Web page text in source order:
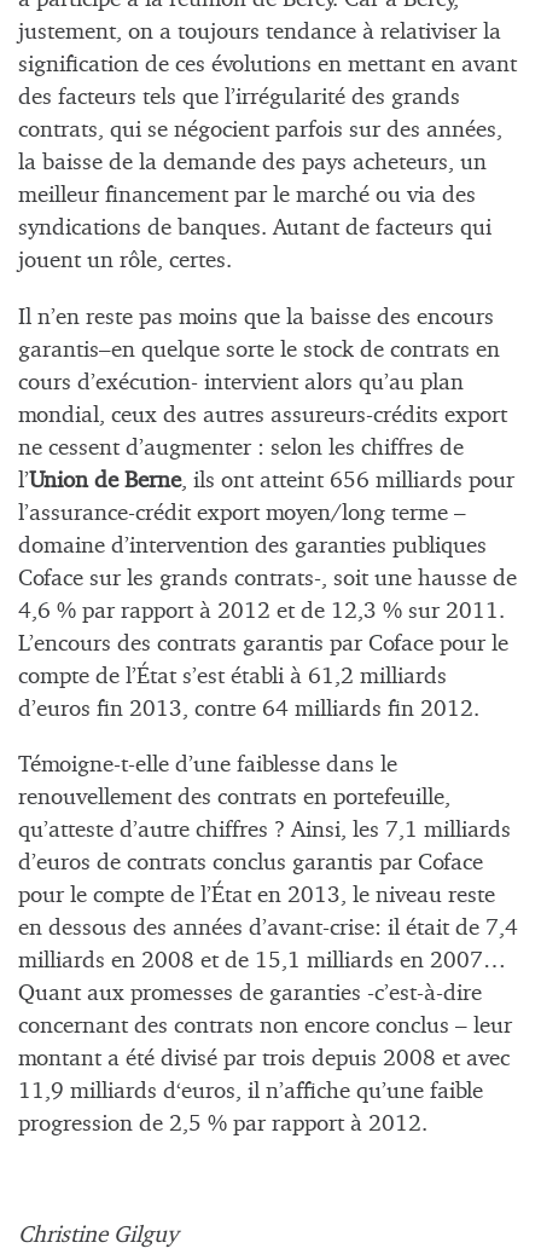
justement, on a toujours tendance à relativiser la
signification de ces évolutions en mettant en avant
des facteurs tels que l’irrégularité des grands
contrats, qui se négocient parfois sur des années,
la baisse de la demande des pays acheteurs, un
meilleur financement par le marché ou via des
syndications de banques. Autant de facteurs qui
jouent un rôle, certes.
Il n’en reste pas moins que la baisse des encours
garantis–en quelque sorte le stock de contrats en
cours d’exécution- intervient alors qu’au plan
mondial, ceux des autres assureurs-crédits export
ne cessent d’augmenter : selon les chiffres de
l’Union de Berne, ils ont atteint 656 milliards pour
l’assurance-crédit export moyen/long terme –
domaine d’intervention des garanties publiques
Coface sur les grands contrats-, soit une hausse de
4,6 % par rapport à 2012 et de 12,3 % sur 2011.
L’encours des contrats garantis par Coface pour le
compte de l’État s’est établi à 61,2 milliards
d’euros fin 2013, contre 64 milliards fin 2012.
Témoigne-t-elle d’une faiblesse dans le
renouvellement des contrats en portefeuille,
qu’atteste d’autre chiffres ? Ainsi, les 7,1 milliards
d’euros de contrats conclus garantis par Coface
pour le compte de l’État en 2013, le niveau reste
en dessous des années d’avant-crise: il était de 7,4
milliards en 2008 et de 15,1 milliards en 2007…
Quant aux promesses de garanties -c’est-à-dire
concernant des contrats non encore conclus – leur
montant a été divisé par trois depuis 2008 et avec
11,9 milliards d‘euros, il n’affiche qu’une faible
progression de 2,5 % par rapport à 2012.
Christine Gilguy